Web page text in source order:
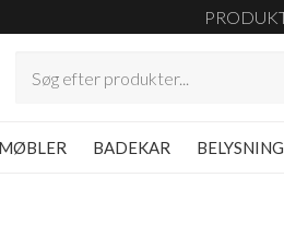
MØBLER BADEKAR BELYSNING